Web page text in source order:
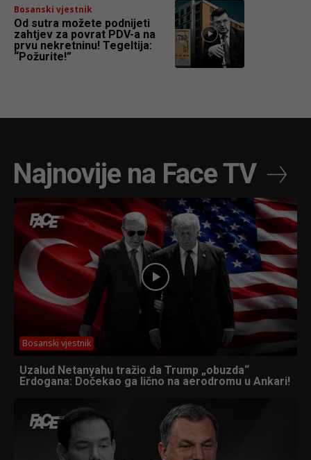
Bosanski vjestnik
Od sutra možete podnijeti
zahtjev za povrat PDV-a na
prvu nekretninu! Tegeltija:
“Požurite!”
Najnovije na Face TV
Bosanski vjestnik
Uzalud Netanyahu tražio da Trump „obuzda“
Erdogana: Dočekao ga lično na aerodromu u Ankari!